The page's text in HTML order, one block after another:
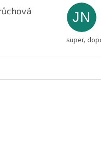
je 5 z 5 hvězdiček.
JN
super,